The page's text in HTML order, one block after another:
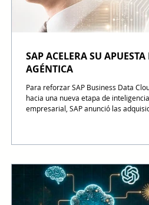
SAP ACELERA SU APUESTA
AGÉNTICA
Para reforzar SAP Business Data
hacia una nueva etapa de
empresarial, SAP anunció las
Labs y Dremio para fortalecer su
Agéntica SAP refuerza su estrateg